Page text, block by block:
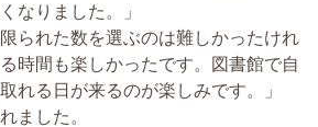
なりました。」
られた数を選ぶのは難しかったけれ
時間も楽しかったです。図書館で自
れる日が来るのが楽しみです。」
ました。